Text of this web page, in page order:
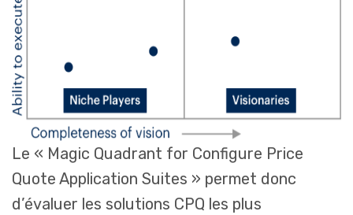
Le « Magic Quadrant for Configure Price
Quote Application Suites » permet donc
d’évaluer les solutions CPQ les plus